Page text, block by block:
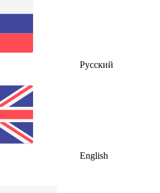
Русский
English